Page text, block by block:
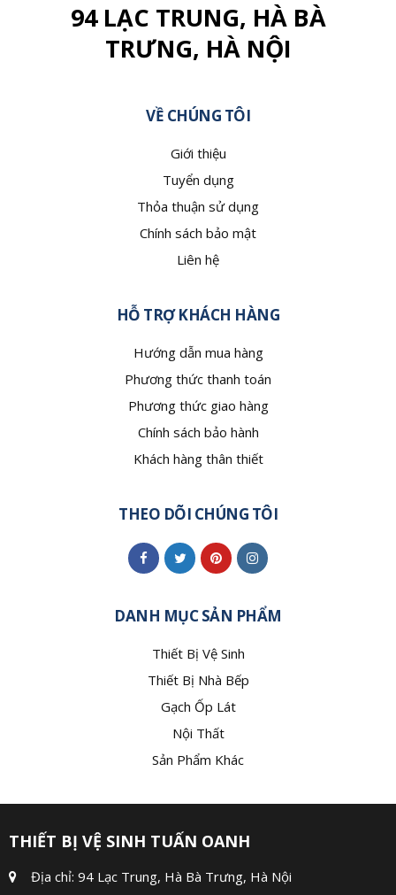
94 LẠC TRUNG, HÀ BÀ
TRƯNG, HÀ NỘI
VỀ CHÚNG TÔI
Giới thiệu
Tuyển dụng
Thỏa thuận sử dụng
Chính sách bảo mật
Liên hệ
HỖ TRỢ KHÁCH HÀNG
Hướng dẫn mua hàng
Phương thức thanh toán
Phương thức giao hàng
Chính sách bảo hành
Khách hàng thân thiết
THEO DÕI CHÚNG TÔI
DANH MỤC SẢN PHẨM
Thiết Bị Vệ Sinh
Thiết Bị Nhà Bếp
Gạch Ốp Lát
Nội Thất
Sản Phẩm Khác
THIẾT BỊ VỆ SINH TUẤN OANH
Địa chỉ: 94 Lạc Trung, Hà Bà Trưng, Hà Nội